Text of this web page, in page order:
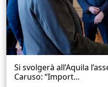
Si svolgerà all’Aquila
Caruso: “Import...